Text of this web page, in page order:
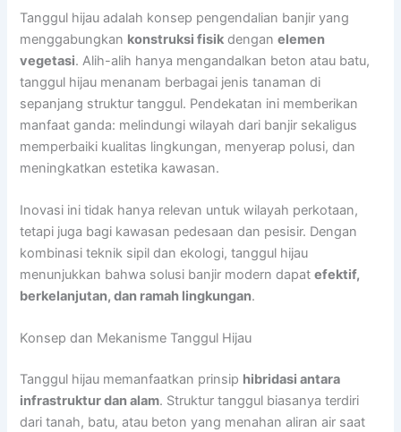
Tanggul hijau adalah konsep pengendalian banjir yang
menggabungkan konstruksi fisik denganelemen
vegetasi. Alih-alih hanya mengandalkan beton atau batu,
tanggul hijau menanam berbagai jenis tanaman di
sepanjang struktur tanggul. Pendekatan ini memberikan
manfaat ganda: melindungi wilayah dari banjir sekaligus
memperbaiki kualitas lingkungan, menyerap polusi, dan
meningkatkan estetika kawasan.
Inovasi ini tidak hanya relevan untuk wilayah perkotaan,
tetapi juga bagi kawasan pedesaan dan pesisir. Dengan
kombinasi teknik sipil dan ekologi, tanggul hijau
menunjukkan bahwa solusi banjir modern dapatefektif,
berkelanjutan, dan ramah lingkungan.
Konsep dan Mekanisme Tanggul Hijau
Tanggul hijau memanfaatkan prinsip hibridasi antara
infrastruktur dan alam. Struktur tanggul biasanya terdiri
dari tanah, batu, atau beton yang menahan aliran air saat